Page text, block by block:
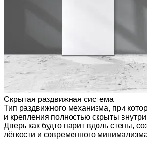
Скрытая раздвижная система
Тип раздвижного механизма, при
и крепления полностью скрыты внутри
Дверь как будто парит вдоль стены,
лёгкости и современного